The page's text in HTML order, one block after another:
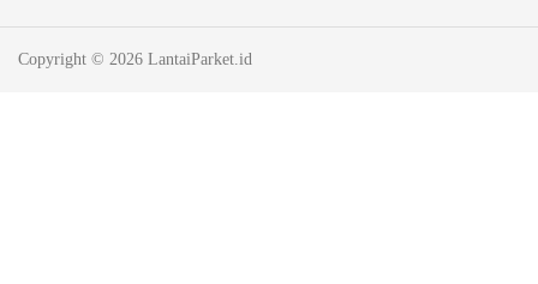
Copyright © 2026 LantaiParket.id